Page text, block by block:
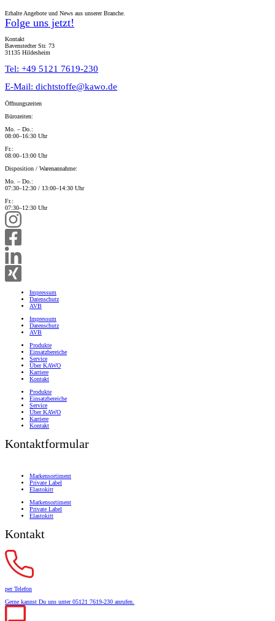
Erhalte Angebote und News aus unserer Branche.
Folge uns jetzt!
Kontakt
Bavenstedter Str. 73
31135 Hildesheim
Tel: +49 5121 7619-230
E-Mail: dichtstoffe@kawo.de
Öffnungszeiten
Bürozeiten:
Mo. – Do.:
08:00–16:30 Uhr
Fr.:
08:00–13:00 Uhr
Disposition / Warenannahme:
Mo. – Do.:
07:30–12:30 / 13:00–14:30 Uhr
Fr.:
07:30–12:30 Uhr
Impressum
Datenschutz
AVB
Impressum
Datenschutz
AVB
Produkte
Einsatzbereiche
Service
Über KAWO
Karriere
Kontakt
Produkte
Einsatzbereiche
Service
Über KAWO
Karriere
Kontakt
Kontaktformular
Markensortiment
Private Label
Elastokitt
Markensortiment
Private Label
Elastokitt
Kontakt
per Telefon
Gerne kannst Du uns unter 05121 7619-230 anrufen.